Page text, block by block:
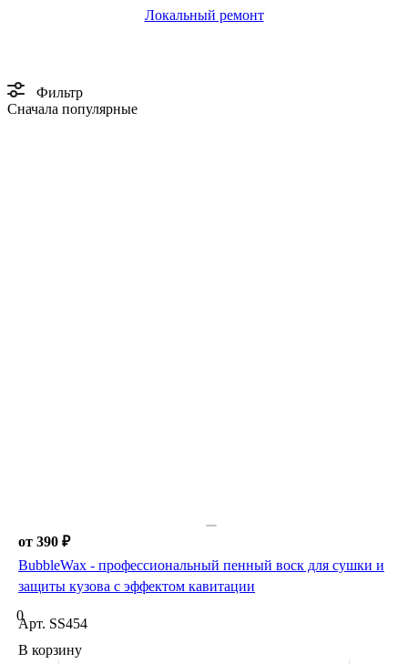
Локальный ремонт
Фильтр
Сначала популярные
от 390 ₽
BubbleWax - профессиональный пенный воск для сушки и
защиты кузова с эффектом кавитации
0
Арт. SS454
В корзину